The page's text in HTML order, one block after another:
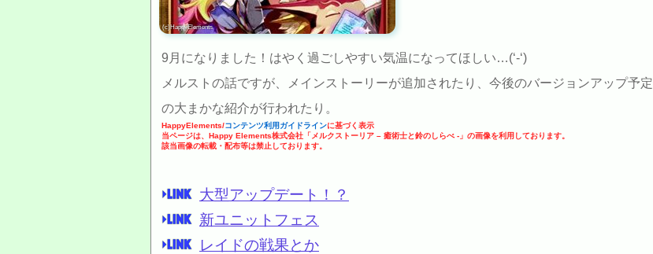
(c)HappyElements
9月になりました！はやく過ごしやすい気温になってほしい…(‘-‘)
メルストの話ですが、メインストーリーが追加されたり、今後のバージョンアップ予定
の大まかな紹介が行われたり。
HappyElements/コンテンツ利用ガイドラインに基づく表示
当ページは、Happy Elements株式会社「メルクストーリア – 癒術士と鈴のしらべ -」の画像を利用しております。
該当画像の転載・配布等は禁止しております。
大型アップデート！？
新ユニットフェス
レイドの戦果とか